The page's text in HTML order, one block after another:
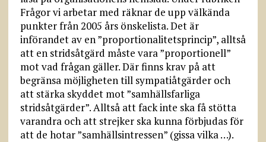
Frågor vi arbetar med räknar de upp välkända
punkter från 2005 års önskelista. Det är
införandet av en ”proportionalitetsprincip”, alltså
att en stridsåtgärd måste vara ”proportionell”
mot vad frågan gäller. Där finns krav på att
begränsa möjligheten till sympatiåtgärder och
att stärka skyddet mot ”samhällsfarliga
stridsåtgärder”. Alltså att fack inte ska få stötta
varandra och att strejker ska kunna förbjudas för
att de hotar ”samhällsintressen” (gissa vilka …).